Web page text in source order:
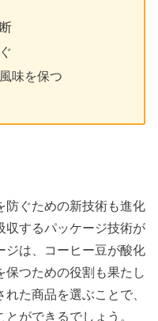
味を保つ
防ぐための新技術も進化
収するパッケージ技術が
ジは、コーヒー豆が酸化
保つための役割も果たし
た商品を選ぶことで、
ができるでしょう。